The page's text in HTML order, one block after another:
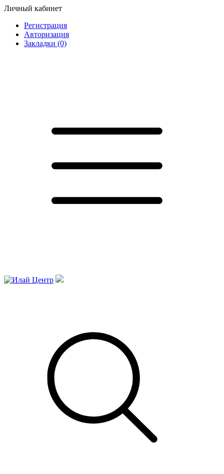
Личный кабинет
Регистрация
Авторизация
Закладки (0)